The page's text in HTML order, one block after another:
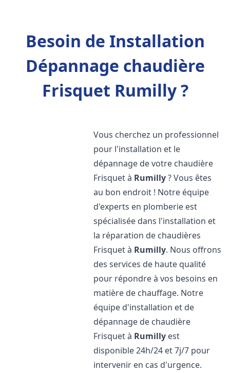
Besoin de Installation
Dépannage chaudière
Frisquet Rumilly ?
Vous cherchez un professionnel
pour l'installation et le
dépannage de votre chaudière
Frisquet à Rumilly? Vous êtes
au bon endroit ! Notre équipe
d'experts en plomberie est
spécialisée dans l'installation et
la réparation de chaudières
Frisquet à Rumilly. Nous offrons
des services de haute qualité
pour répondre à vos besoins en
matière de chauffage. Notre
équipe d'installation et de
dépannage de chaudière
Frisquet à Rumilly est
disponible 24h/24 et 7j/7 pour
intervenir en cas d'urgence.